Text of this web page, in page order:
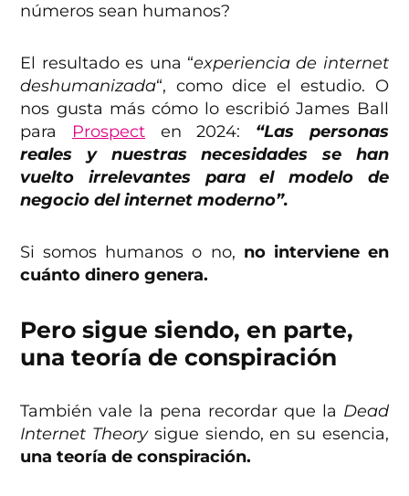
números sean humanos?
El resultado es una “experiencia de internet
deshumanizada“, como dice el estudio. O
nos gusta más cómo lo escribió James Ball
para Prospect en 2024: “Las personas
reales y nuestras necesidades se han
vuelto irrelevantes para el modelo de
negocio del internet moderno”.
Si somos humanos o no, no interviene en
cuánto dinero genera.
Pero sigue siendo, en parte,
una teoría de conspiración
También vale la pena recordar que la Dead
Internet Theorysigue siendo, en su esencia,
una teoría de conspiración.